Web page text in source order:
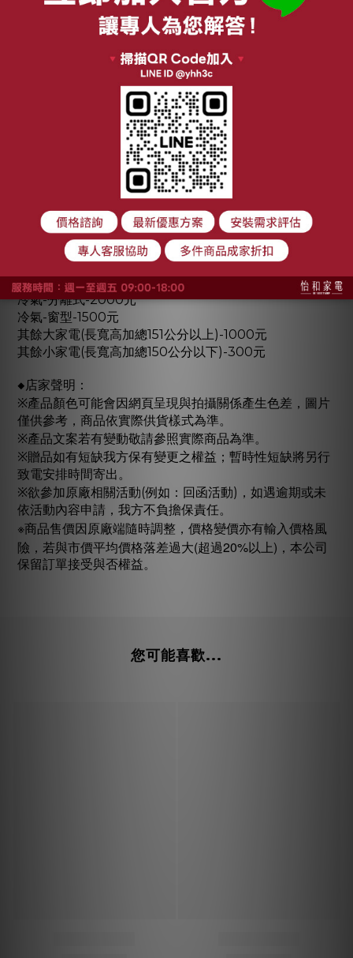
※若商品已經交付物流但因消費者因素拒收或無法送達
者，仍會收取寄出運費。
※本賣場商品皆是含運費標價。
※依消保法第19條規定，消費者均得於7日猶豫期內，無
條件解約退貨，無須負擔任何費用及退貨運費，但若有行
政院所定合理例外情事者，不在此限；
※依行政院經濟部公告「零售業等網路交易定型化契約應
記載事項」第9點「運費」規定：「企業經營者應記載寄
送商品運費之計價及負擔方式」，本公司會酌收商品寄出
運費，計費表如下：
電視-75吋以上-3000元
電視-75吋以下-2000元
冰箱-對開-3000元
冰箱-非對開-2000元
洗衣機-滾筒-3000元
洗衣機-直立-2000元
冷氣-分離式-2000元
冷氣-窗型-1500元
其餘大家電(長寬高加總151公分以上)-1000元
其餘小家電(長寬高加總150公分以下)-300元
◆店家聲明：
※產品顏色可能會因網頁呈現與拍攝關係產生色差，圖片
僅供參考，商品依實際供貨樣式為準。
※產品文案若有變動敬請參照實際商品為準。
※贈品如有短缺我方保有變更之權益；暫時性短缺將另行
致電安排時間寄出。
※欲參加原廠相關活動(例如：回函活動)，如遇逾期或未
依活動內容申請，我方不負擔保責任。
※商品售價因原廠端隨時調整，價格變價亦有輸入價格風
險，若與市價平均價格落差過大(超過20%以上) ，本公司
保留訂單接受與否權益。
您可能喜歡...